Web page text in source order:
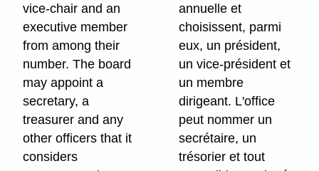
vice-chair and an
executive member
from among their
number. The board
may appoint a
secretary, a
treasurer and any
other officers that it
considers
annuelle et
choisissent, parmi
eux, un président,
un vice-président et
un membre
dirigeant. L'office
peut nommer un
secrétaire, un
trésorier et tout